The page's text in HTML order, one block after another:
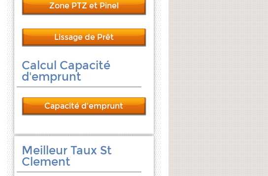
Zone PTZ et Pinel
Lissage de Prêt
Calcul Capacité
d'emprunt
Capacité d'emprunt
Meilleur Taux St
Clement